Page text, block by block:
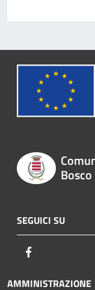
Bosco
SEGUICI SU
AMMINISTRAZIONE